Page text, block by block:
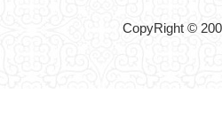
CopyRight ©